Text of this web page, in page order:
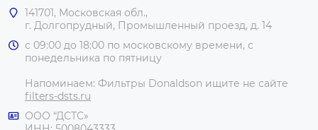
141701, Московская обл.,
г. Долгопрудный, Промышленный проезд, д. 14
с 09:00 до 18:00 по московскому времени, с
понедельника по пятницу
Напоминаем: Фильтры Donaldson ищите не сайте
filters-dsts.ru
ООО “ДСТС»